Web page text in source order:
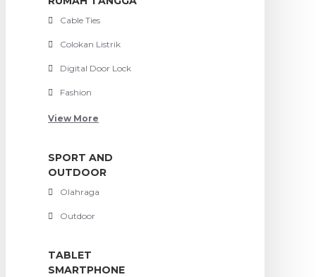
Cable Ties
Colokan Listrik
Digital Door Lock
Fashion
View More
SPORT AND
OUTDOOR
Olahraga
Outdoor
TABLET
SMARTPHONE